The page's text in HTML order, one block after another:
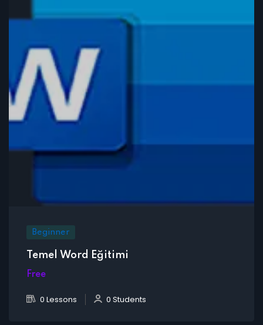
Beginner
Temel Word Eğitimi
Free
0 Lessons 0 Students